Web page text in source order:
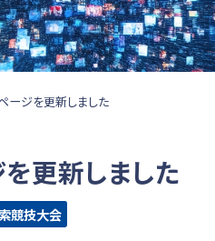
ージを更新しました
更新しました
競技大会